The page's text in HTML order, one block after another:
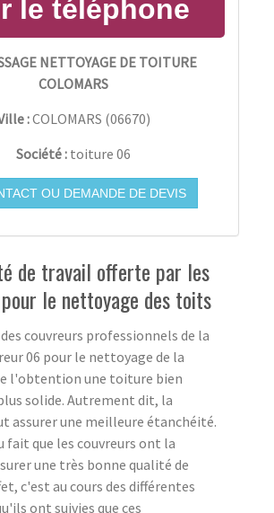
NETTOYAGE DE TOITURE
COLOMARS
:COLOMARS (06670)
Société : toiture 06
OU DEMANDE DE DEVIS
de travail offerte par les
le nettoyage des toits
couvreurs professionnels de la
06 pour le nettoyage de la
l'obtention une toiture bien
solide. Autrement dit, la
assurer une meilleure étanchéité.
fait que les couvreurs ont la
une très bonne qualité de
c'est au cours des différentes
ont suivies que ces